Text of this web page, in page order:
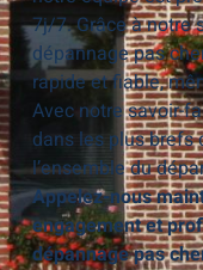
7j/7. Grâce à notre
dépannage pas
rapide et fiable,
Avec notre savoir-
dans les plus brefs
l’ensemble du
Appelez-nous
engagement et
dépannage pas